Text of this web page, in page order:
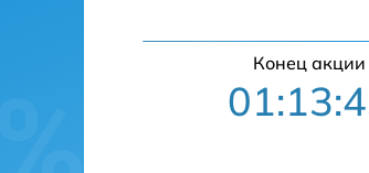
Конец акции